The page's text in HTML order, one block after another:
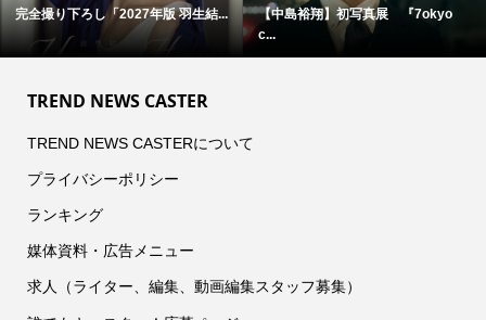
完全撮り下ろし「2027年版 羽生結...
【中島裕翔】初写真展 『7okyo
c...
TREND NEWS CASTER
TREND NEWS CASTERについて
プライバシーポリシー
ランキング
媒体資料・広告メニュー
求人（ライター、編集、動画編集スタッフ募集）